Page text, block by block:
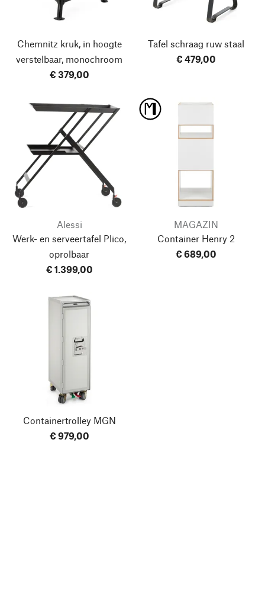
Chemnitz kruk, in hoogte
verstelbaar, monochroom
€ 379,00
Tafel schraag ruw staal
€ 479,00
Alessi
Werk- en serveertafel Plico,
oprolbaar
€ 1.399,00
MAGAZIN
Container Henry 2
€ 689,00
Containertrolley MGN
€ 979,00